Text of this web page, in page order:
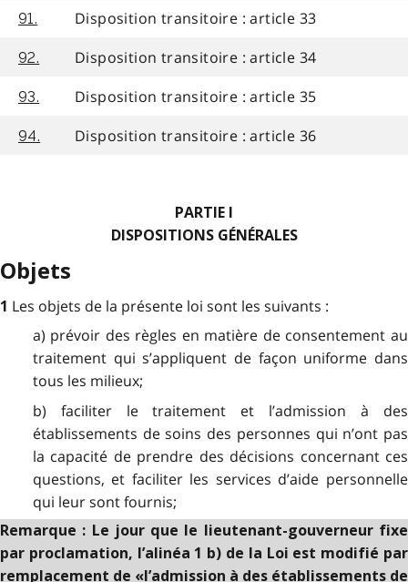
91. Disposition transitoire : article 33
92. Disposition transitoire : article 34
93. Disposition transitoire : article 35
94. Disposition transitoire : article 36
PARTIE I
DISPOSITIONS GÉNÉRALES
Objets
1 Les objets de la présente loi sont les suivants :
a) prévoir des règles en matière de consentement au
traitement qui s’appliquent de façon uniforme dans
tous les milieux;
b) faciliter le traitement et l’admission à des
établissements de soins des personnes qui n’ont pas
la capacité de prendre des décisions concernant ces
questions, et faciliter les services d’aide personnelle
qui leur sont fournis;
Remarque : Le jour que le lieutenant-gouverneur fixe
par proclamation, l’alinéa 1 b) de la Loi est modifié par
remplacement de «l’admission à des établissements de